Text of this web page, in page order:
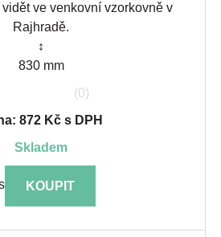
ve venkovní vzorkovně v
Rajhradě.
↕
830 mm
(0)
872 Kč s DPH
skladem
KOUPIT